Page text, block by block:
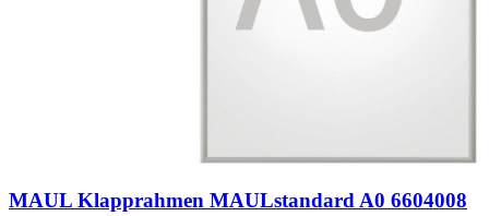
MAUL Klapprahmen MAULstandard A0 6604008